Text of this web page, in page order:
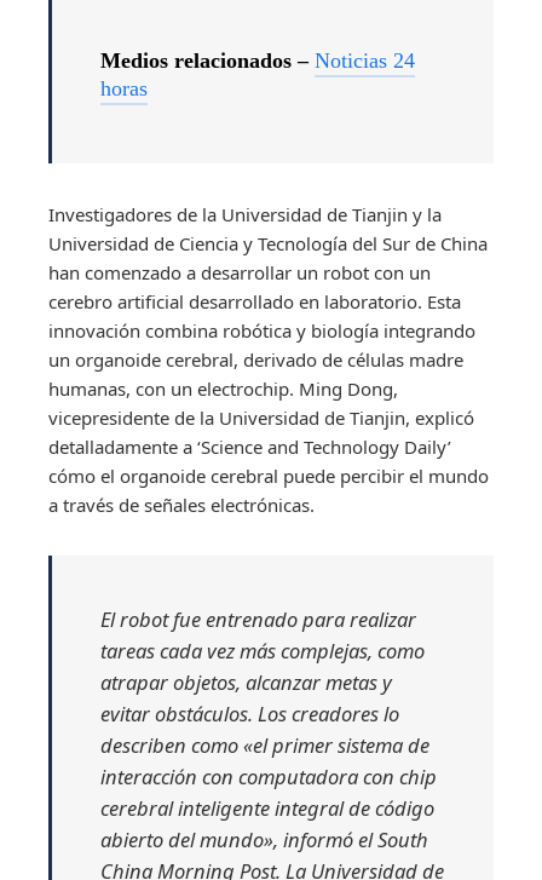
Medios relacionados – Noticias 24
horas
Investigadores de la Universidad de Tianjin y la
Universidad de Ciencia y Tecnología del Sur de China
han comenzado a desarrollar un robot con un
cerebro artificial desarrollado en laboratorio. Esta
innovación combina robótica y biología integrando
un organoide cerebral, derivado de células madre
humanas, con un electrochip. Ming Dong,
vicepresidente de la Universidad de Tianjin, explicó
detalladamente a ‘Science and Technology Daily’
cómo el organoide cerebral puede percibir el mundo
a través de señales electrónicas.
El robot fue entrenado para realizar
tareas cada vez más complejas, como
atrapar objetos, alcanzar metas y
evitar obstáculos. Los creadores lo
describen como «el primer sistema de
interacción con computadora con chip
cerebral inteligente integral de código
abierto del mundo», informó el South
China Morning Post. La Universidad de